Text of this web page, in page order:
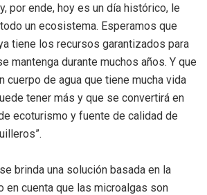
por ende, hoy es un día histórico, le
un ecosistema. Esperamos que
tiene los recursos garantizados para
mantenga durante muchos años. Y que
cuerpo de agua que tiene mucha vida
tener más y que se convertirá en
ecoturismo y fuente de calidad de
brinda una solución basada en la
en cuenta que las microalgas son